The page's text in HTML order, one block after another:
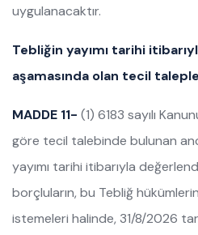
uygulanacaktır.
Tebliğin yayımı tarihi
aşamasında olan tecil
MADDE 11- (1) 6183 sayılı
göre tecil talebinde bulunan
yayımı tarihi itibarıyla
borçluların, bu Tebliğ
istemeleri halinde, 31/8/2026